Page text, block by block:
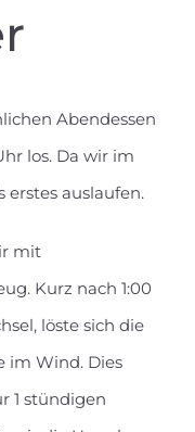
Abendessen
los. Da wir im
erstes auslaufen.
mit
Kurz nach 1:00
löste sich die
im Wind. Dies
1 stündigen